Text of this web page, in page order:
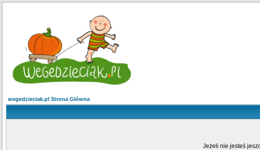
wegedzieciak.pl Strona Główna
Jeżeli nie jesteś